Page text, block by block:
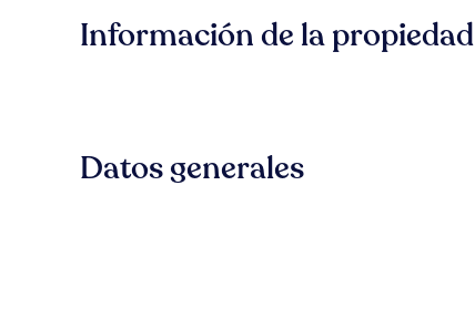
Información de la propiedad
Datos generales